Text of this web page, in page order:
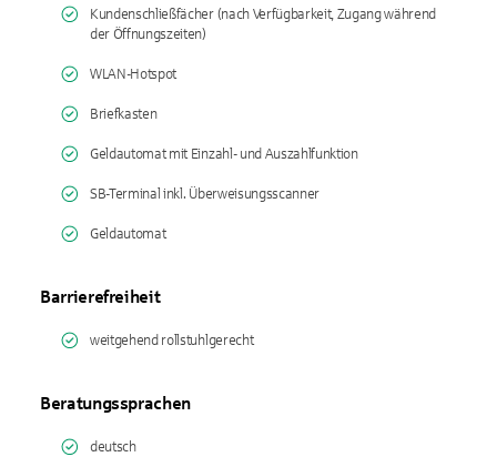
Kundenschließfächer (nach Verfügbarkeit, Zugang während
der Öffnungszeiten)
WLAN-Hotspot
Briefkasten
Geldautomat mit Einzahl- und Auszahlfunktion
SB-Terminal inkl. Überweisungsscanner
Geldautomat
Barrierefreiheit
weitgehend rollstuhlgerecht
Beratungssprachen
deutsch